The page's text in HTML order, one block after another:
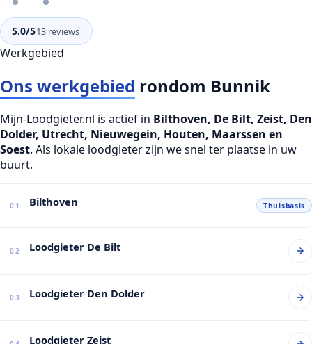
5.0/513 reviews
Werkgebied
Ons werkgebied rondom Bunnik
Mijn-Loodgieter.nl is actief in Bilthoven, De Bilt, Zeist, Den
Dolder, Utrecht, Nieuwegein, Houten, Maarssen en
Soest. Als lokale loodgieter zijn we snel ter plaatse in uw
buurt.
01 Bilthoven Thuisbasis
02 Loodgieter De Bilt
03 Loodgieter Den Dolder
Loodgieter Zeist